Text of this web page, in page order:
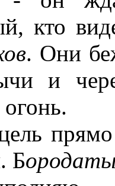
кто
. Они
и
прямо
Б